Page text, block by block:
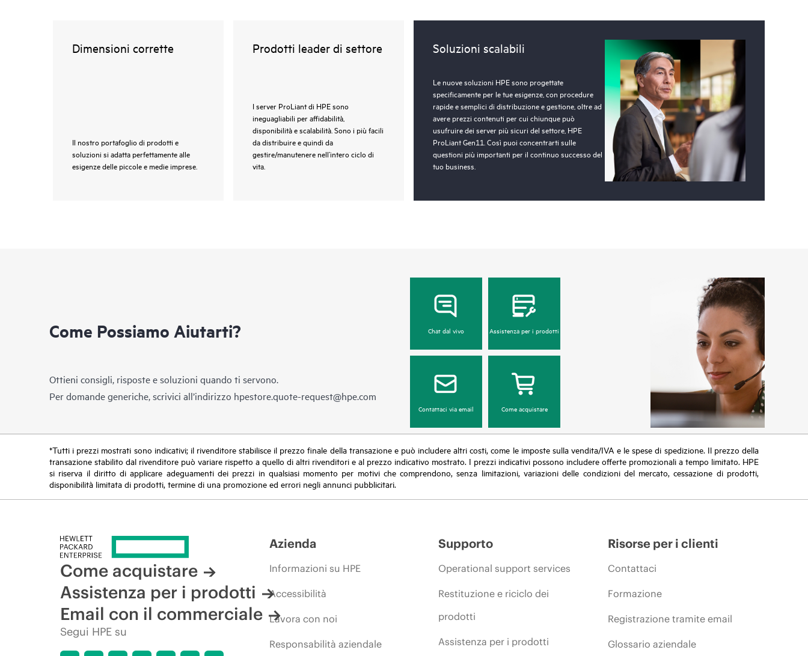
Dimensioni corrette
Il nostro portafoglio di prodotti e
soluzioni si adatta perfettamente alle
esigenze delle piccole e medie imprese.
Prodotti leader di settore
I server ProLiant di HPE sono
ineguagliabili per affidabilità,
disponibilità e scalabilità. Sono i più facili
da distribuire e quindi da
gestire/manutenere nell’intero ciclo di
vita.
Soluzioni scalabili
Le nuove soluzioni HPE sono progettate
specificamente per le tue esigenze, con procedure
rapide e semplici di distribuzione e gestione, oltre ad
avere prezzi contenuti per cui chiunque può
usufruire dei server più sicuri del settore, HPE
ProLiant Gen11. Così puoi concentrarti sulle
questioni più importanti per il continuo successo del
tuo business.
Come Possiamo Aiutarti?
Ottieni consigli, risposte e soluzioni quando ti servono.
Per domande generiche, scrivici all’indirizzo hpestore.quote-request@hpe.com
Chat dal vivo Assistenza per i prodotti
Contattaci via email Come acquistare
*Tutti i prezzi mostrati sono indicativi; il rivenditore stabilisce il prezzo finale della transazione e può includere altri costi, come le imposte sulla vendita/IVA e le spese di spedizione. Il prezzo della
transazione stabilito dal rivenditore può variare rispetto a quello di altri rivenditori e al prezzo indicativo mostrato. I prezzi indicativi possono includere offerte promozionali a tempo limitato. HPE
si riserva il diritto di applicare adeguamenti dei prezzi in qualsiasi momento per motivi che comprendono, senza limitazioni, variazioni delle condizioni del mercato, cessazione di prodotti,
disponibilità limitata di prodotti, termine di una promozione ed errori negli annunci pubblicitari.
Come acquistare
Assistenza per i prodotti
Email con il commerciale
Segui HPE su
Azienda
Informazioni su HPE
Accessibilità
Lavora con noi
Responsabilità aziendale
Supporto
Operational support services
Restituzione e riciclo dei
prodotti
Assistenza per i prodotti
Risorse per i clienti
Contattaci
Formazione
Registrazione tramite email
Glossario aziendale